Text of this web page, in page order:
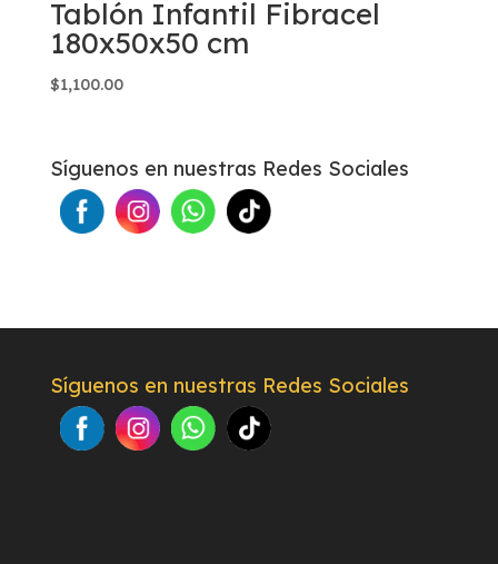
Tablón Infantil Fibracel
180x50x50 cm
$1,100.00
Síguenos en nuestras Redes Sociales
Síguenos en nuestras Redes Sociales